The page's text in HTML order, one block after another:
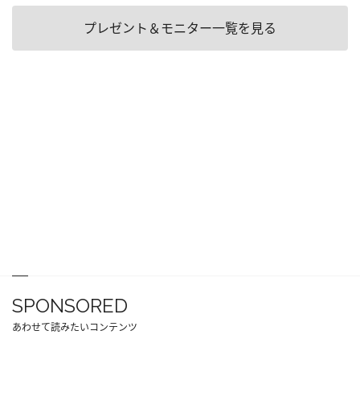
プレゼント＆モニター一覧を見る
SPONSORED
あわせて読みたいコンテンツ